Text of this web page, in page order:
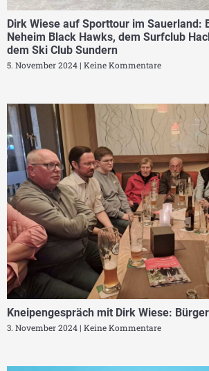
Dirk Wiese auf Sporttour im Sauerland:
Neheim Black Hawks, dem Surfclub
dem Ski Club Sundern
5. November 2024 Keine Kommentare
Kneipengespräch mit Dirk Wiese:
3. November 2024 Keine Kommentare